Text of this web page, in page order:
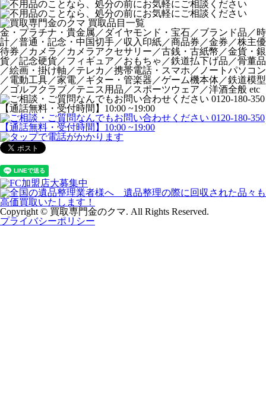
金・プラチナ・貴金属／ダイヤモンド・宝石／ブランド品／時
計／普通・記念・中国切手／収入印紙／商品券／金券／株主優
待券／カメラ／カメラアクセサリー／古銭・古紙幣／金貨・銀
貨／記念硬貨／フィギュア／おもちゃ／鉄道払下げ品／骨董品
／絵画・掛け軸／テレカ／携帯電話・スマホ／ノートパソコン
／電動工具／家電／ギター・管楽器／ゲーム機本体／鉄道模型
／ゴルフクラブ／テニス用品／スポーツウェア／洋酒全般 etc
Copyright © 買取専門金のクマ. All Rights Reserved.
プライバシーポリシー